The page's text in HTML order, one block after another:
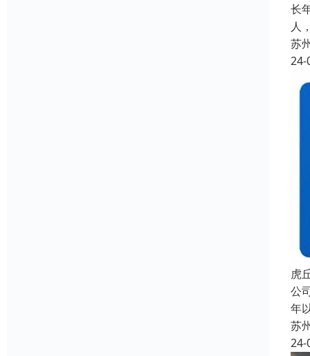
长
人
苏
24-
虎
公
年
苏
24-